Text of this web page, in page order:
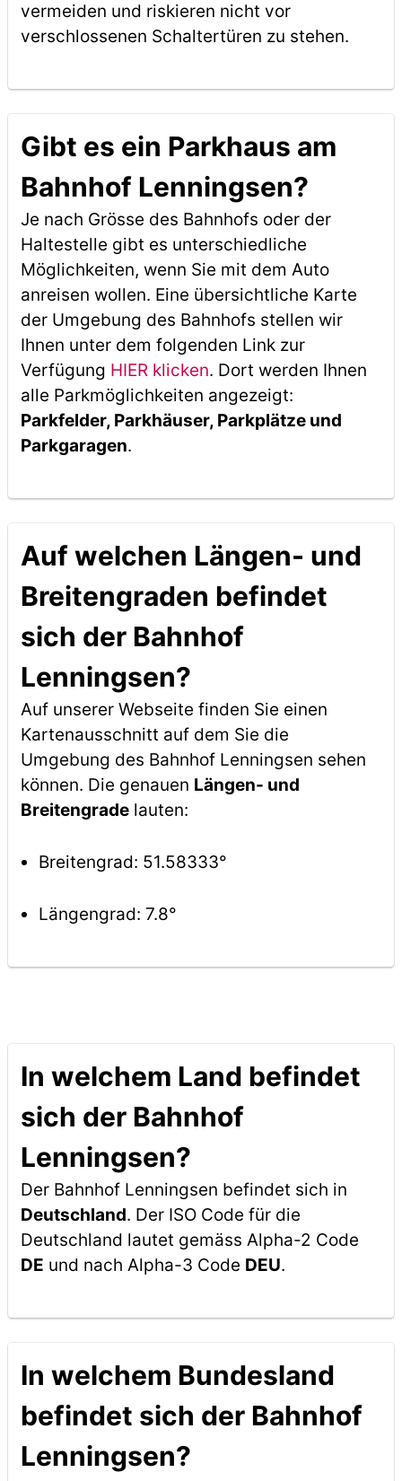
vermeiden und riskieren nicht vor
verschlossenen Schaltertüren zu stehen.
Gibt es ein Parkhaus am
Bahnhof Lenningsen?
Je nach Grösse des Bahnhofs oder der
Haltestelle gibt es unterschiedliche
Möglichkeiten, wenn Sie mit dem Auto
anreisen wollen. Eine übersichtliche Karte
der Umgebung des Bahnhofs stellen wir
Ihnen unter dem folgenden Link zur
Verfügung HIER klicken. Dort werden Ihnen
alle Parkmöglichkeiten angezeigt:
Parkfelder, Parkhäuser, Parkplätze und
Parkgaragen.
Auf welchen Längen- und
Breitengraden befindet
sich der Bahnhof
Lenningsen?
Auf unserer Webseite finden Sie einen
Kartenausschnitt auf dem Sie die
Umgebung des Bahnhof Lenningsen sehen
können. Die genauen Längen- und
Breitengradelauten:
Breitengrad: 51.58333°
Längengrad: 7.8°
In welchem Land befindet
sich der Bahnhof
Lenningsen?
Der Bahnhof Lenningsen befindet sich in
Deutschland. Der ISO Code für die
Deutschland lautet gemäss Alpha-2 Code
DE und nach Alpha-3 Code DEU.
In welchem Bundesland
befindet sich der Bahnhof
Lenningsen?